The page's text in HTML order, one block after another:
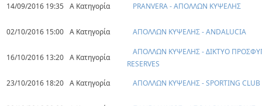
14/09/2016 19:35 Α Κατηγορία PRANVERA - ΑΠΟΛΛΩΝ ΚΥΨΕΛΗΣ
02/10/2016 15:00 Α Κατηγορία ΑΠΟΛΛΩΝ ΚΥΨΕΛΗΣ - ANDALUCIA
16/10/2016 13:20 Α Κατηγορία
ΑΠΟΛΛΩΝ ΚΥΨΕΛΗΣ - ΔΙΚΤΥΟ
RESERVES
23/10/2016 18:20 Α Κατηγορία ΑΠΟΛΛΩΝ ΚΥΨΕΛΗΣ - SPORTING CLUB